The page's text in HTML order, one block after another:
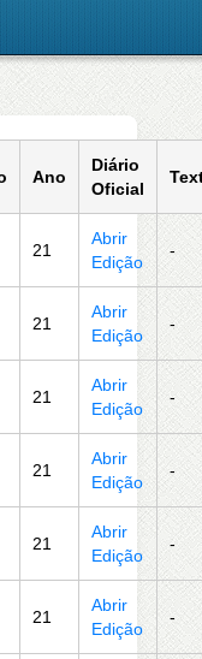
Ano
Diário
Oficial
21
Abrir
Edição
-
21
Abrir
Edição
-
21
Abrir
Edição
-
21
Abrir
Edição
-
21
Abrir
Edição
-
21
Abrir
Edição
-